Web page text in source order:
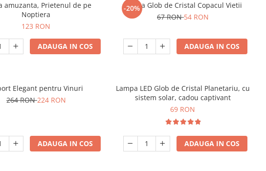
amuzanta, Prietenul de pe
Noptiera
123 RON
ADAUGA IN COS
-20%
Lampa Glob de Cristal Copacul Vietii
67 RON54 RON
ADAUGA IN COS
Elegant pentru Vinuri
264 RON224 RON
ADAUGA IN COS
Lampa LED Glob de Cristal Planetariu, cu
sistem solar, cadou captivant
69 RON
ADAUGA IN COS